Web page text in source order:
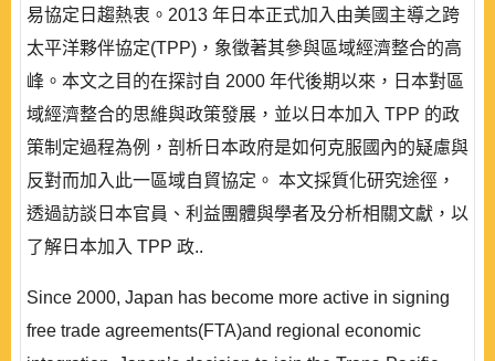
易協定日趨熱衷。2013 年日本正式加入由美國主導之跨
太平洋夥伴協定(TPP)，象徵著其參與區域經濟整合的高
峰。本文之目的在探討自 2000 年代後期以來，日本對區
域經濟整合的思維與政策發展，並以日本加入 TPP 的政
策制定過程為例，剖析日本政府是如何克服國內的疑慮與
反對而加入此一區域自貿協定。 本文採質化研究途徑，
透過訪談日本官員、利益團體與學者及分析相關文獻，以
了解日本加入 TPP 政..
Since 2000, Japan has become more active in signing
free trade agreements(FTA)and regional economic